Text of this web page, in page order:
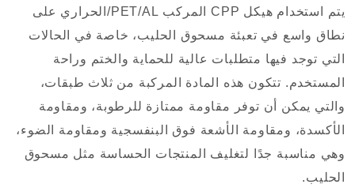
يتم استخدام هيكل CPP المركب PET/AL/الحراري على
نطاق واسع في تعبئة مسحوق الحليب، خاصة في الحالات
التي توجد فيها متطلبات عالية للحماية والختم وراحة
المستخدم. تتكون هذه المادة المركبة من ثلاث طبقات،
والتي يمكن أن توفر مقاومة ممتازة للرطوبة، ومقاومة
الأكسدة، ومقاومة الأشعة فوق البنفسجية ومقاومة الضوء،
وهي مناسبة جدًا لتغليف المنتجات الحساسة مثل مسحوق
الحليب.